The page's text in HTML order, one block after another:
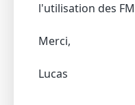
l'utilisation des
Merci,
Lucas